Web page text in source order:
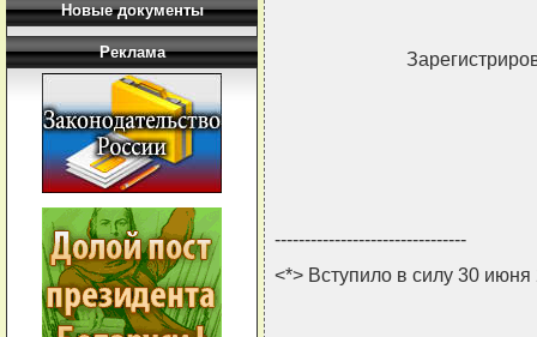
Новые документы
Реклама
--------------------------------
<*> Вступило в силу 30 июня